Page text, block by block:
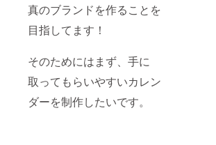
真のブランドを作ることを
目指してます！
そのためにはまず、手に
取ってもらいやすいカレン
ダーを制作したいです。